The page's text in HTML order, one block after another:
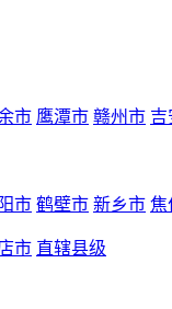
市 鹰潭市 赣州市 吉
市 鹤壁市 新乡市 焦
市 直辖县级